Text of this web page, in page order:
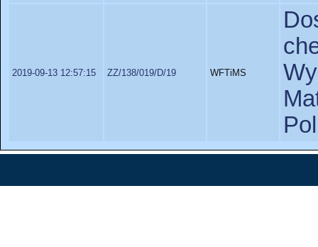
2019-09-13 12:57:15 ZZ/138/019/D/19 WFTiMS